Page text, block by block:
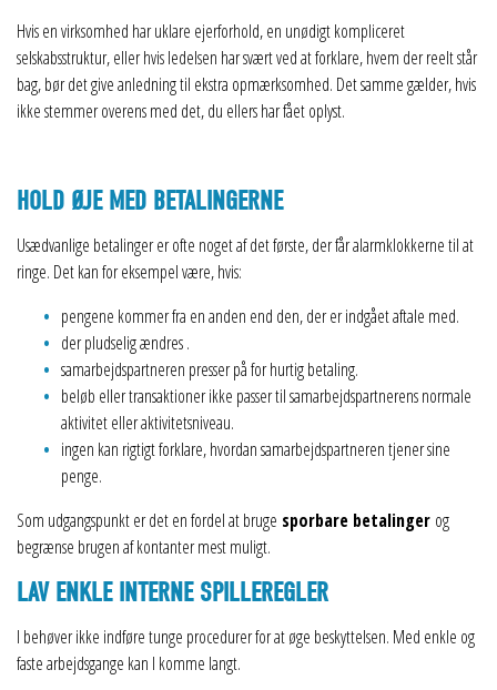
Hvis en virksomhed har uklare ejerforhold, en unødigt kompliceret
selskabsstruktur, eller hvis ledelsen har svært ved at forklare, hvem der reelt står
bag, bør det give anledning til ekstra opmærksomhed. Det samme gælder, hvis
ikke stemmer overens med det, du ellers har fået oplyst.
HOLD ØJE MED BETALINGERNE
Usædvanlige betalinger er ofte noget af det første, der får alarmklokkerne til at
ringe. Det kan for eksempel være, hvis:
pengene kommer fra en anden end den, der er indgået aftale med.
der pludselig ændres .
samarbejdspartneren presser på for hurtig betaling.
beløb eller transaktioner ikke passer til samarbejdspartnerens normale
aktivitet eller aktivitetsniveau.
ingen kan rigtigt forklare, hvordan samarbejdspartneren tjener sine
penge.
Som udgangspunkt er det en fordel at bruge sporbare betalinger og
begrænse brugen af kontanter mest muligt.
LAV ENKLE INTERNE SPILLEREGLER
I behøver ikke indføre tunge procedurer for at øge beskyttelsen. Med enkle og
faste arbejdsgange kan I komme langt.